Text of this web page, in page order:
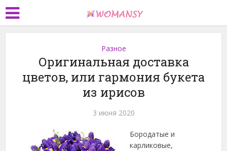
Разное
Оригинальная доставка
цветов, или гармония букета
из ирисов
3 июня 2020
Бородатые и
карликовые,